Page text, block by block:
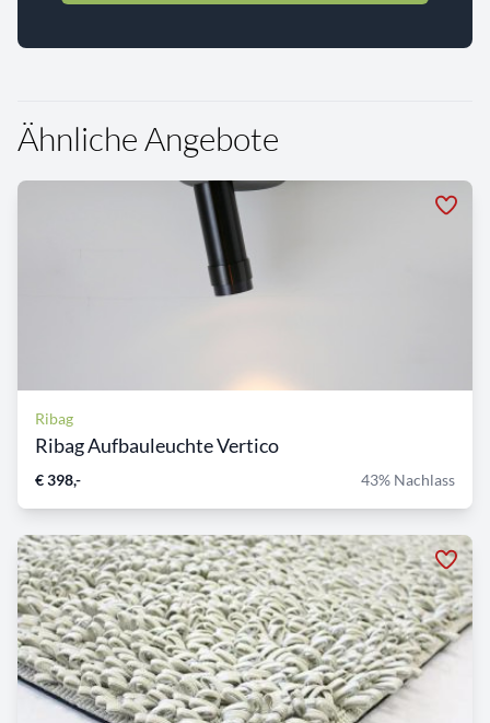
Ähnliche Angebote
Ribag
Ribag Aufbauleuchte Vertico
€ 398,- 43% Nachlass